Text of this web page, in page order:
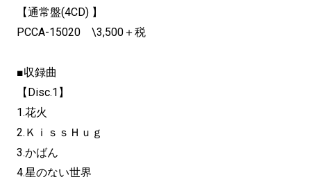
【通常盤(4CD) 】
PCCA-15020 \3,500＋税
■収録曲
【Disc.1】
1.花火
2.ＫｉｓｓＨｕｇ
3.かばん
4.星のない世界